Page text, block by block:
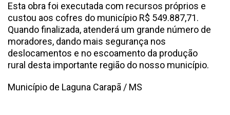
Esta obra foi executada com recursos próprios e
custou aos cofres do município R$ 549.887,71.
Quando finalizada, atenderá um grande número de
moradores, dando mais segurança nos
deslocamentos e no escoamento da produção
rural desta importante região do nosso município.
Município de Laguna Carapã / MS